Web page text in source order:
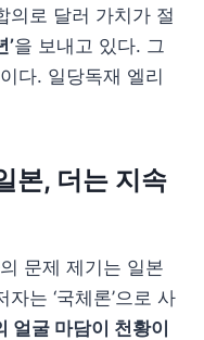
의로 달러 가치가 절
’을 보내고 있다. 그
다. 일당독재 엘리
본, 더는 지속
문제 제기는 일본
는 ‘국체론’으로 사
얼굴 마담이 천황이